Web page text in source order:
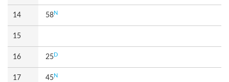
14 58 N
15
16 25 D
17 45 N